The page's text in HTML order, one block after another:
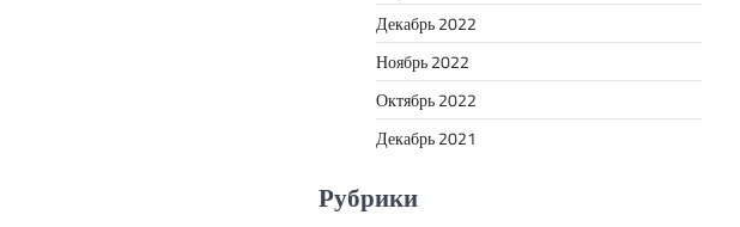
Декабрь 2022
Ноябрь 2022
Октябрь 2022
Декабрь 2021
Рубрики